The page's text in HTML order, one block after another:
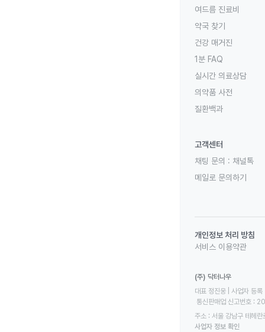
여드름 진료비
약국 찾기
건강 매거진
1분 FAQ
실시간 의료상담
의약품 사전
질환백과
고객센터
채팅 문의 : 채널톡
메일로 문의하기
개인정보 처리 방침
서비스 이용약관
(주) 닥터나우
대표 정진웅 | 사업자
통신판매업 신고번호
주소 : 서울 강남구 테헤
사업자 정보 확인